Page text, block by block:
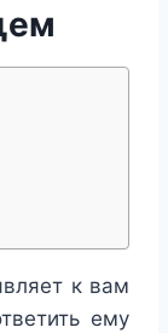
к вам
ему